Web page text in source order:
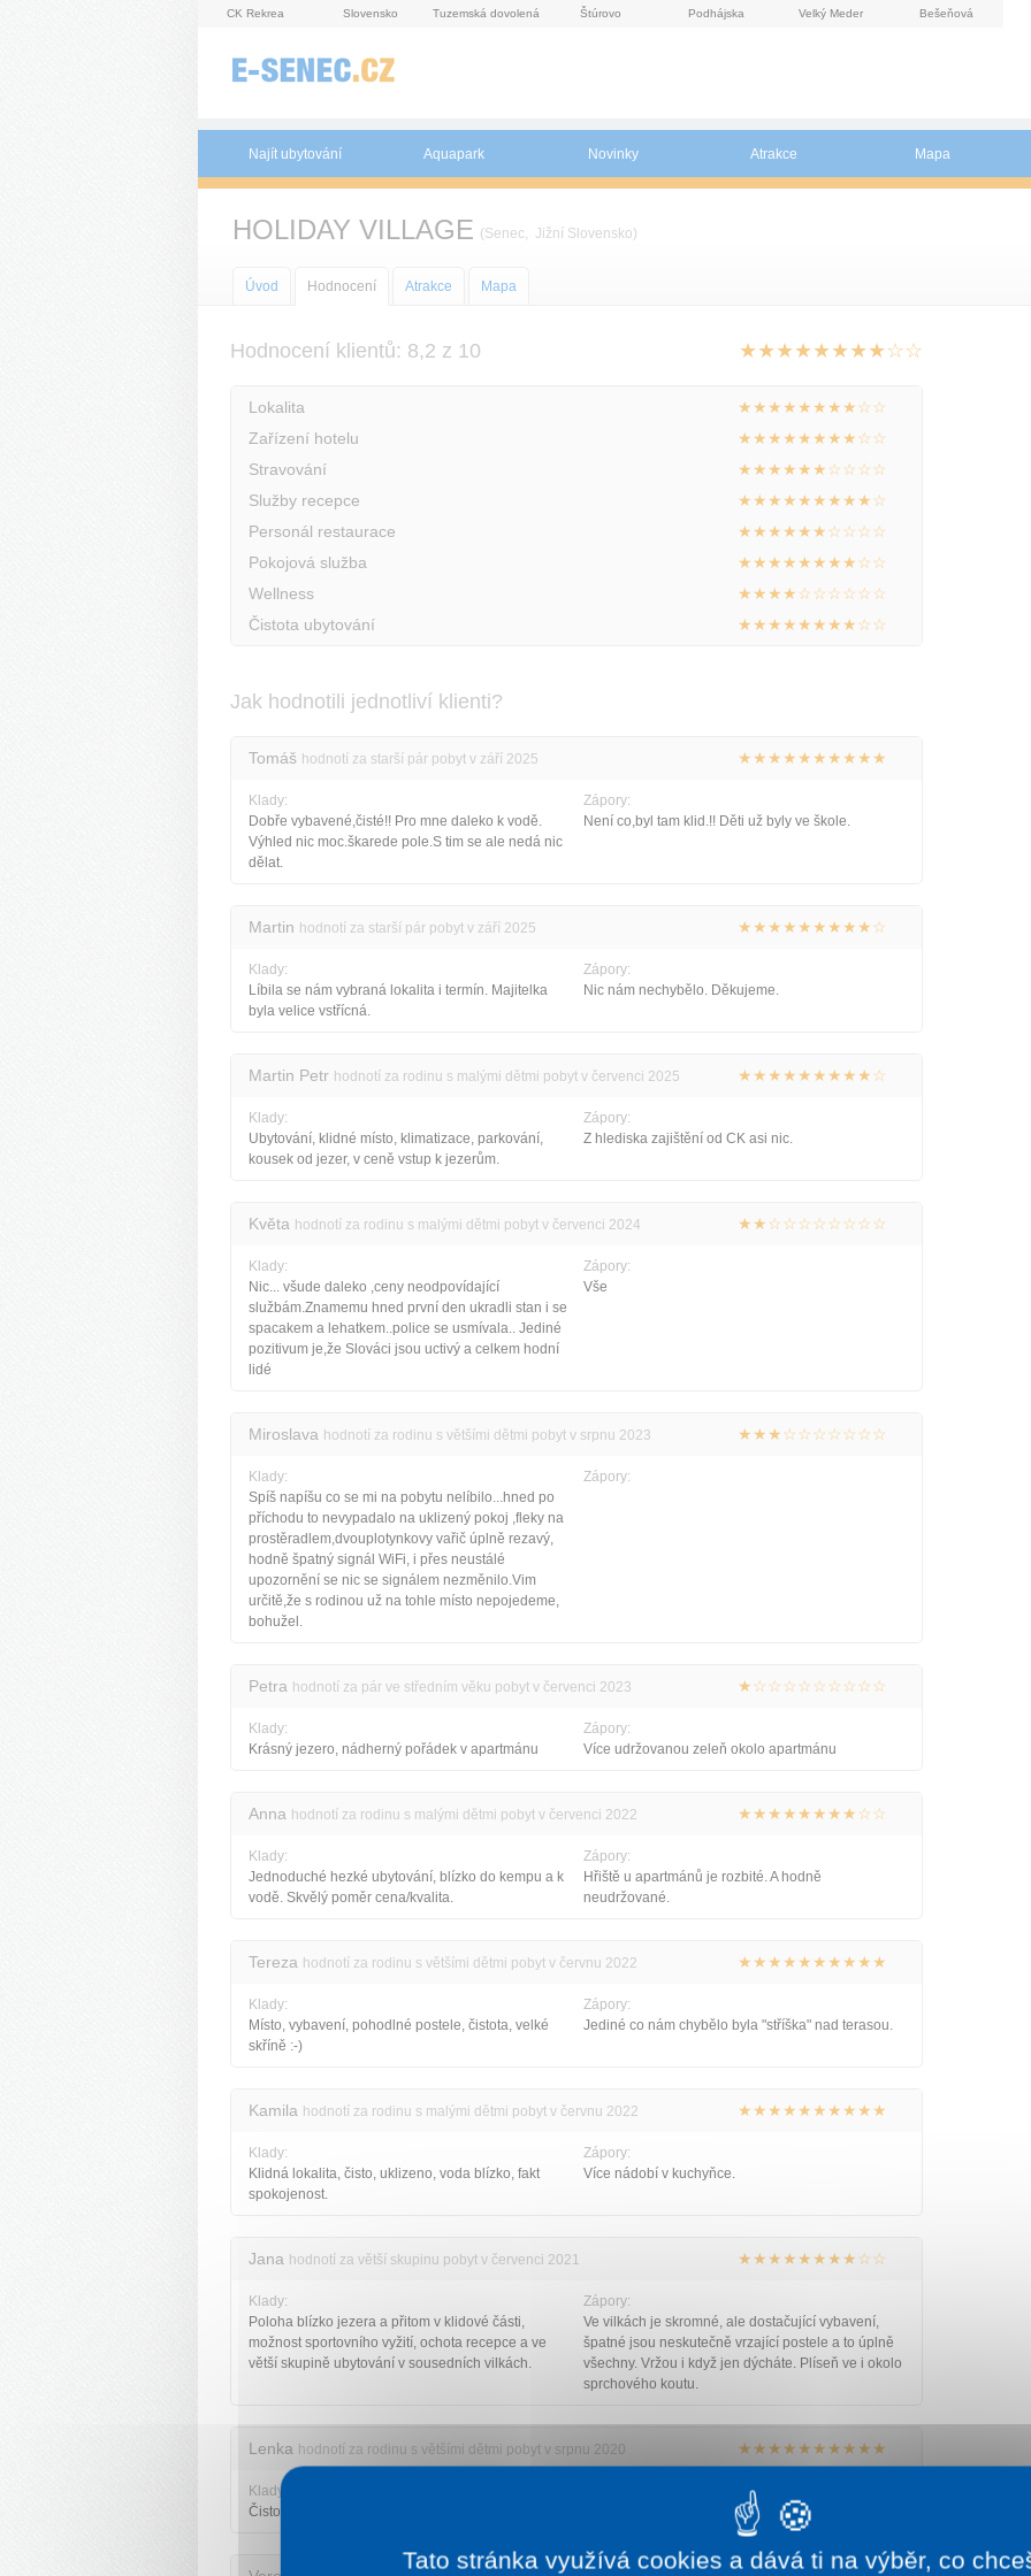
CK Rekrea Slovensko Tuzemská dovolená Štúrovo Podhájska Velký Meder Bešeňová
Najít ubytování Aquapark Novinky Atrakce Mapa
HOLIDAY VILLAGE (Senec, Jižní Slovensko)
Úvod Hodnocení Atrakce Mapa
Hodnocení klientů: 8,2 z 10 ★★★★★★★★☆☆
Lokalita
★★★★★★★★☆☆
Zařízení hotelu
★★★★★★★★☆☆
Stravování
★★★★★★☆☆☆☆
Služby recepce
★★★★★★★★★☆
Personál restaurace
★★★★★★☆☆☆☆
Pokojová služba
★★★★★★★★☆☆
Wellness
★★★★☆☆☆☆☆☆
Čistota ubytování
★★★★★★★★☆☆
Jak hodnotili jednotliví klienti?
Tomáš hodnotí za starší pár pobyt v září 2025 ★★★★★★★★★★
Klady:
Dobře vybavené,čisté!! Pro mne daleko k vodě.
Výhled nic moc.škarede pole.S tim se ale nedá nic
dělat.
Zápory:
Není co,byl tam klid.!! Děti už byly ve škole.
Martin hodnotí za starší pár pobyt v září 2025 ★★★★★★★★★☆
Klady:
Líbila se nám vybraná lokalita i termín. Majitelka
byla velice vstřícná.
Zápory:
Nic nám nechybělo. Děkujeme.
Martin Petr hodnotí za rodinu s malými dětmi pobyt v červenci 2025 ★★★★★★★★★☆
Klady:
Ubytování, klidné místo, klimatizace, parkování,
kousek od jezer, v ceně vstup k jezerům.
Zápory:
Z hlediska zajištění od CK asi nic.
Květa hodnotí za rodinu s malými dětmi pobyt v červenci 2024 ★★☆☆☆☆☆☆☆☆
Klady:
Nic... všude daleko ,ceny neodpovídající
službám.Znamemu hned první den ukradli stan i se
spacakem a lehatkem..police se usmívala.. Jediné
pozitivum je,že Slováci jsou uctivý a celkem hodní
lidé
Zápory:
Vše
Miroslava hodnotí za rodinu s většími dětmi pobyt v srpnu 2023 ★★★☆☆☆☆☆☆☆
Klady:
Spíš napíšu co se mi na pobytu nelíbilo...hned po
příchodu to nevypadalo na uklizený pokoj ,fleky na
prostěradlem,dvouplotynkovy vařič úplně rezavý,
hodně špatný signál WiFi, i přes neustálé
upozornění se nic se signálem nezměnilo.Vim
určitě,že s rodinou už na tohle místo nepojedeme,
bohužel.
Zápory:
Petra hodnotí za pár ve středním věku pobyt v červenci 2023 ★☆☆☆☆☆☆☆☆☆
Klady:
Krásný jezero, nádherný pořádek v apartmánu
Zápory:
Více udržovanou zeleň okolo apartmánu
Anna hodnotí za rodinu s malými dětmi pobyt v červenci 2022 ★★★★★★★★☆☆
Klady:
Jednoduché hezké ubytování, blízko do kempu a k
vodě. Skvělý poměr cena/kvalita.
Zápory:
Hřiště u apartmánů je rozbité. A hodně
neudržované.
Tereza hodnotí za rodinu s většími dětmi pobyt v červnu 2022 ★★★★★★★★★★
Klady:
Místo, vybavení, pohodlné postele, čistota, velké
skříně :-)
Zápory:
Jediné co nám chybělo byla "stříška" nad terasou.
Kamila hodnotí za rodinu s malými dětmi pobyt v červnu 2022 ★★★★★★★★★★
Klady:
Klidná lokalita, čisto, uklizeno, voda blízko, fakt
spokojenost.
Zápory:
Více nádobí v kuchyňce.
Jana hodnotí za větší skupinu pobyt v červenci 2021 ★★★★★★★★☆☆
Klady:
Poloha blízko jezera a přitom v klidové části,
možnost sportovního vyžití, ochota recepce a ve
větší skupině ubytování v sousedních vilkách.
Zápory:
Ve vilkách je skromné, ale dostačující vybavení,
špatné jsou neskutečně vrzající postele a to úplně
všechny. Vržou i když jen dýcháte. Plíseň ve i okolo
sprchového koutu.
Lenka hodnotí za rodinu s většími dětmi pobyt v srpnu 2020 ★★★★★★★★★★
Klady:
Čistota, soukromí, dostatek teplé vody.
Tato stránka využívá cookies a dává ti na výběr, co